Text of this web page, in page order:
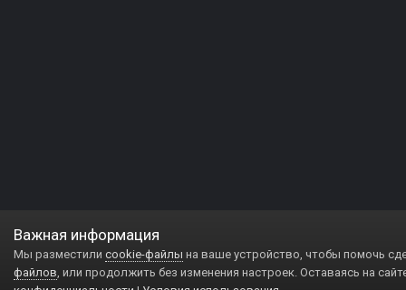
Важная информация
Мы разместили cookie-файлы на ваше устройство, чтобы помочь
файлов, или продолжить без изменения настроек. Оставаясь на